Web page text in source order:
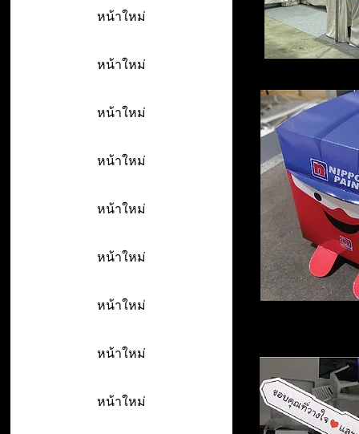
หน้าใหม่
หน้าใหม่
หน้าใหม่
หน้าใหม่
หน้าใหม่
หน้าใหม่
หน้าใหม่
หน้าใหม่
หน้าใหม่